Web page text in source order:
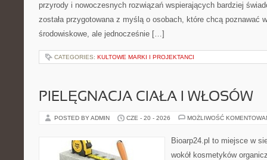
przyrody i nowoczesnych rozwiązań wspierających bardziej
została przygotowana z myślą o osobach, które chcą poznawać
środowiskowe, ale jednocześnie […]
CATEGORIES: KULTOWE MARKI I PROJEKTANCI
PIELĘGNACJA CIAŁA I WŁOSÓW
POSTED BY ADMIN CZE - 20 - 2026 MOŻLIWOŚĆ
Bioarp24.pl to miejsce w
wokół kosmetyków